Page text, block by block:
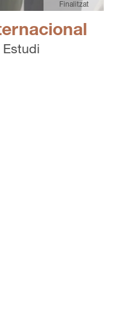
Finalitzat
Estudi